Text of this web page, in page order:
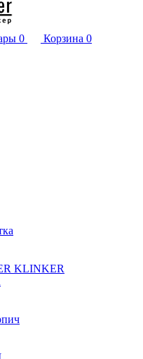
0 Корзина 0
KLINKER